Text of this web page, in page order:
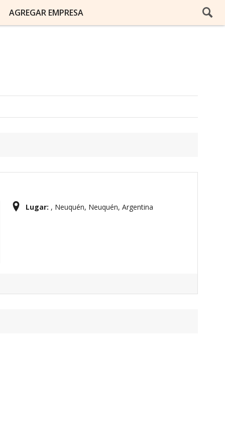
AGREGAR EMPRESA
Lugar: , Neuquén, Neuquén, Argentina